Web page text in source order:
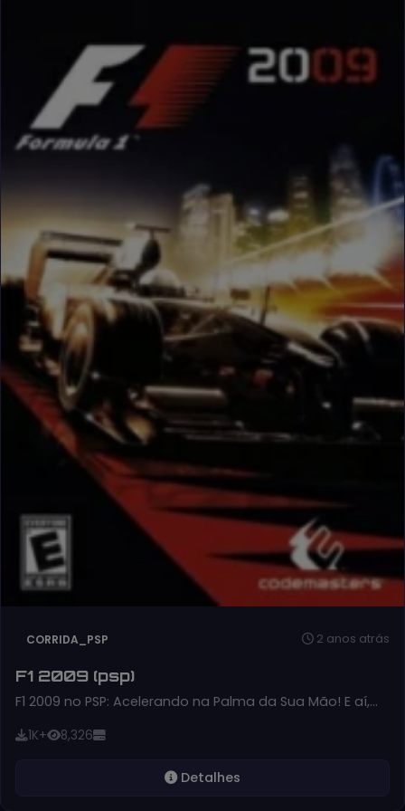
CORRIDA_PSP 2 anos atrás
F1 2009 (psp)
F1 2009 no PSP: Acelerando na Palma da Sua Mão! E aí,…
1K+ 8,326
Detalhes